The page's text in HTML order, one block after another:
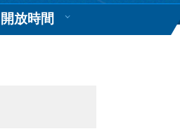
開放時間